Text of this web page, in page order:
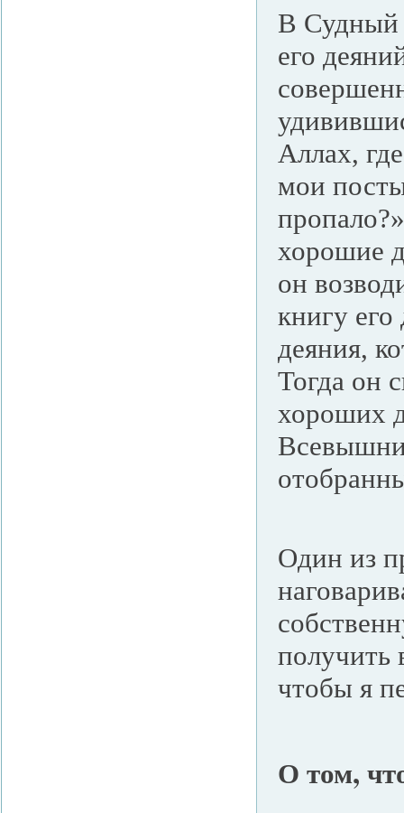
В Судный
его
Аллах,
мои
хорошие
он
книгу
деяния,
Тогда он
хороших
Один из
получить
чтобы я
О том,